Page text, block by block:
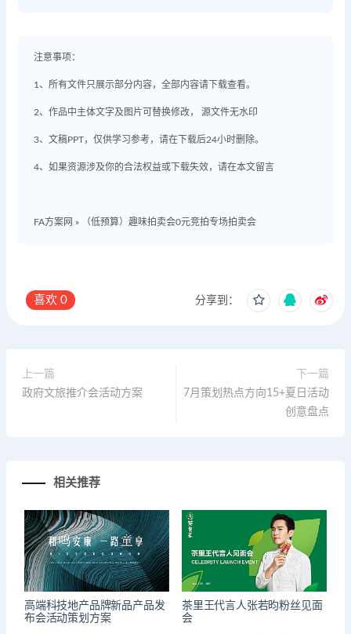
注意事项：
1、所有文件只展示部分内容，全部内容请下载查看。
2、作品中主体文字及图片可替换修改， 源文件无水印
3、文稿PPT，仅供学习参考，请在下载后24小时删除。
4、如果资源涉及你的合法权益或下载失效，请在本文留言
FA方案网 » （低预算）趣味拍卖会0元竞拍专场拍卖会
喜欢 0 分享到：
上一篇
政府文旅推介会活动方案
下一篇
7月策划热点方向15+夏日活动
创意盘点
相关推荐
高端科技地产品牌新品产品发
布会活动策划方案
茶里王代言人张若昀粉丝见面
会